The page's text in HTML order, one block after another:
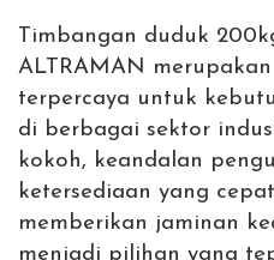
Timbangan duduk
ALTRAMAN
terpercaya untuk
di berbagai sektor
kokoh, keandalan
ketersediaan yang
memberikan jaminan
menjadi pilihan yang